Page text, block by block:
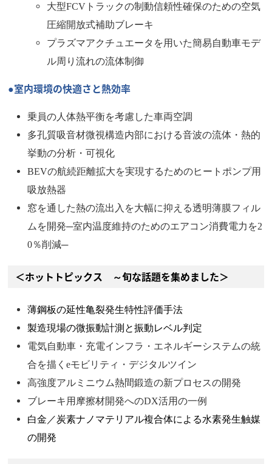
大型FCVトラックの制動信頼性確保のための空気
圧縮開放式補助ブレーキ
プラズマアクチュエータを用いた簡易自動車モデ
ル周り流れの流体制御
●室内環境の快適さと熱効率
乗員の人体熱平衡を考慮した車両空調
多孔質吸音材微視構造内部における音波の流体・熱的
挙動の分析・可視化
BEVの航続距離拡大を実現するためのヒートポンプ用
吸放熱器
窓を通した熱の流出入を大幅に抑える透明薄膜フィル
ムを開発─室内温度維持のためのエアコン消費電力を2
0％削減─
＜ホットトピックス ～旬な話題を集めました＞
薄鋼板の延性亀裂発生特性評価手法
製造現場の微振動計測と振動レベル判定
電気自動車・充電インフラ・エネルギーシステムの統
合を描くeモビリティ・デジタルツイン
高強度アルミニウム熱間鍛造の新プロセスの開発
ブレーキ用摩擦材開発へのDX活用の一例
白金／炭素ナノマテリアル複合体による水素発生触媒
の開発